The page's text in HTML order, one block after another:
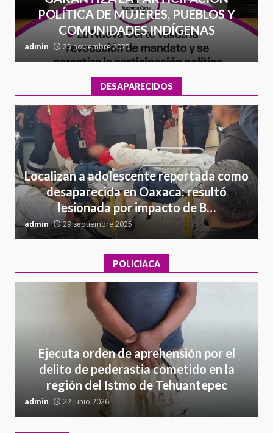
POLÍTICA DE MUJERES, PUEBLOS Y
COMUNIDADES INDÍGENAS
admin 25 noviembre 2025
DESAPARECIDOS
Localizan a adolescente reportada como
desaparecida en Oaxaca; resultó
lesionada por impacto de B…
admin 29 septiembre 2025
POLICIACA
Ejecuta orden de aprehensión por el
delito de pederastia cometido en la
región del Istmo de Tehuantepec
admin 22 junio 2026